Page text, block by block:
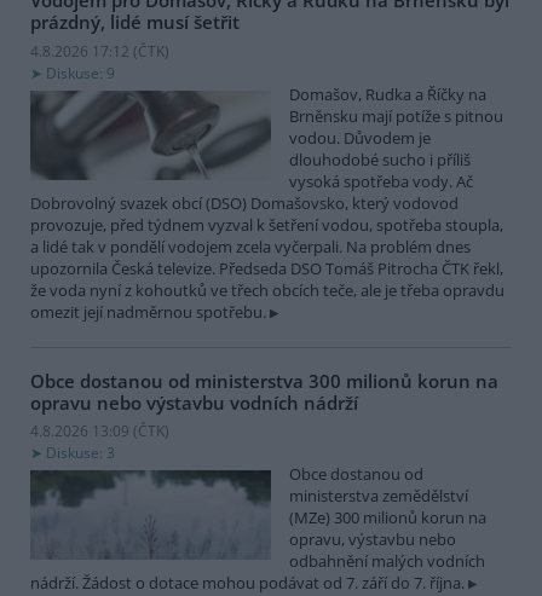
prázdný, lidé musí šetřit
4.8.2026 17:12 (ČTK)
Diskuse: 9
Domašov, Rudka a Říčky na
Brněnsku mají potíže s pitnou
vodou. Důvodem je
dlouhodobé sucho i příliš
vysoká spotřeba vody. Ač
Dobrovolný svazek obcí (DSO) Domašovsko, který vodovod
provozuje, před týdnem vyzval k šetření vodou, spotřeba stoupla,
a lidé tak v pondělí vodojem zcela vyčerpali. Na problém dnes
upozornila Česká televize. Předseda DSO Tomáš Pitrocha ČTK řekl,
že voda nyní z kohoutků ve třech obcích teče, ale je třeba opravdu
omezit její nadměrnou spotřebu.
Obce dostanou od ministerstva 300 milionů korun na
opravu nebo výstavbu vodních nádrží
4.8.2026 13:09 (ČTK)
Diskuse: 3
Obce dostanou od
ministerstva zemědělství
(MZe) 300 milionů korun na
opravu, výstavbu nebo
odbahnění malých vodních
nádrží. Žádost o dotace mohou podávat od 7. září do 7. října.